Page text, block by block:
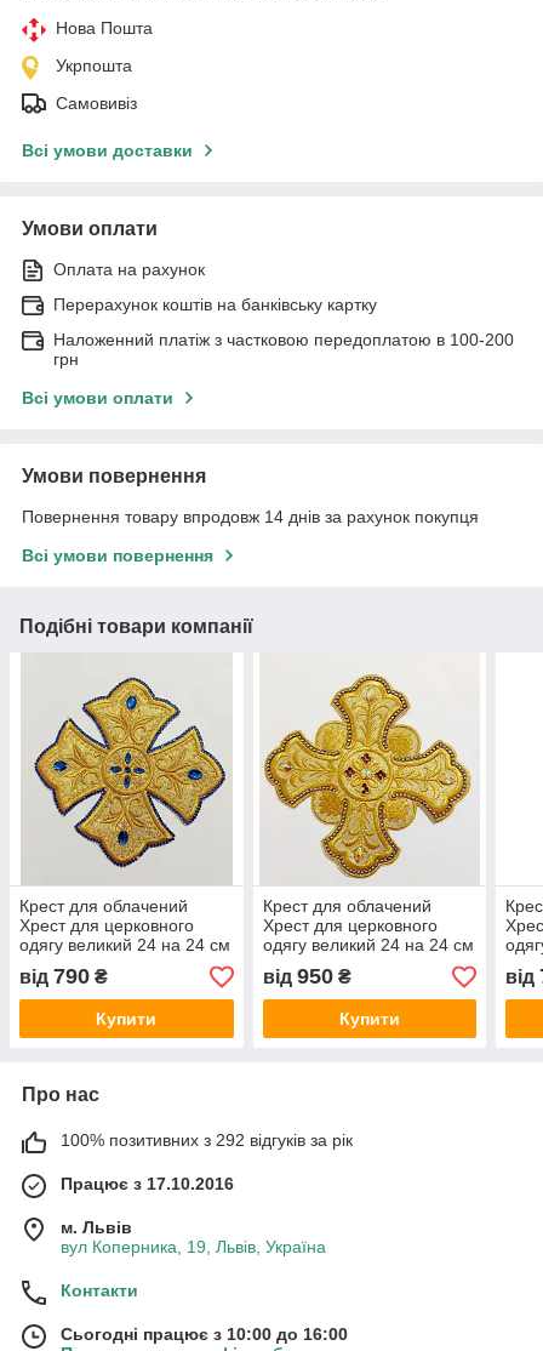
Нова Пошта
Укрпошта
Самовивіз
Всі умови доставки
Умови оплати
Оплата на рахунок
Перерахунок коштів на банківську картку
Наложенний платіж з частковою передоплатою в 100-200
грн
Всі умови оплати
Умови повернення
Повернення товару впродовж 14 днів за рахунок покупця
Всі умови повернення
Подібні товари компанії
Крест для облачений
Хрест для церковного
одягу великий 24 на 24 см
золотий з синіми стразами
від 790 ₴
Купити
Крест для облачений
Хрест для церковного
одягу великий 24 на 24 см
золотий з золотистими
стразами
від 950₴
Купити
від
Про нас
100% позитивних з 292 відгуків за рік
Працює з 17.10.2016
м. Львів
вул Коперника, 19, Львів, Україна
Контакти
Сьогодні працює з 10:00 до 16:00